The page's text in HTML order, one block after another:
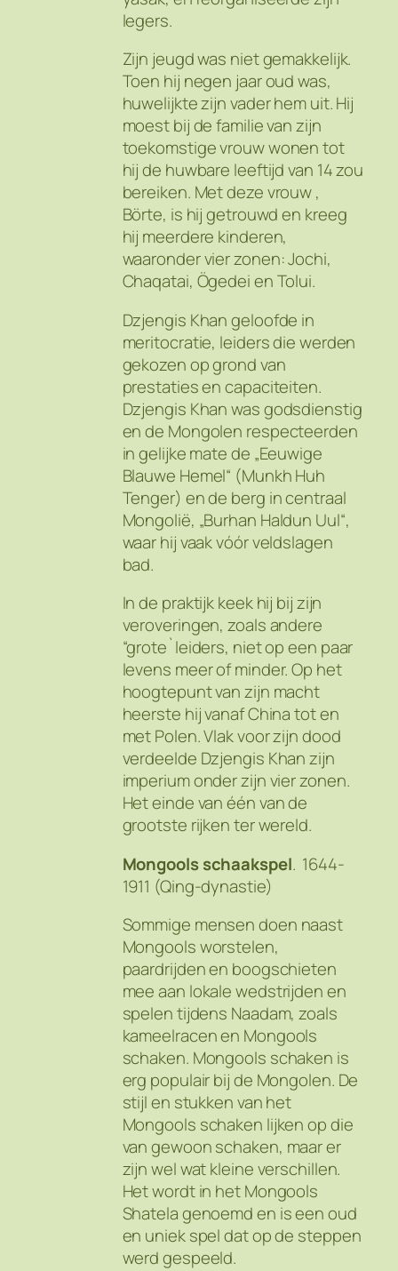
legers.
Zijn jeugd was niet gemakkelijk.
Toen hij negen jaar oud was,
huwelijkte zijn vader hem uit. Hij
moest bij de familie van zijn
toekomstige vrouw wonen tot
hij de huwbare leeftijd van 14 zou
bereiken. Met deze vrouw ,
Börte, is hij getrouwd en kreeg
hij meerdere kinderen,
waaronder vier zonen: Jochi,
Chaqatai, Ögedei en Tolui.
Dzjengis Khan geloofde in
meritocratie, leiders die werden
gekozen op grond van
prestaties en capaciteiten.
Dzjengis Khan was godsdienstig
en de Mongolen respecteerden
in gelijke mate de „Eeuwige
Blauwe Hemel“ (Munkh Huh
Tenger) en de berg in centraal
Mongolië, „Burhan Haldun Uul“,
waar hij vaak vóór veldslagen
bad.
In de praktijk keek hij bij zijn
veroveringen, zoals andere
“grote`leiders, niet op een paar
levens meer of minder. Op het
hoogtepunt van zijn macht
heerste hij vanaf China tot en
met Polen. Vlak voor zijn dood
verdeelde Dzjengis Khan zijn
imperium onder zijn vier zonen.
Het einde van één van de
grootste rijken ter wereld.
Mongools schaakspel. 1644-
1911 (Qing-dynastie)
Sommige mensen doen naast
Mongools worstelen,
paardrijden en boogschieten
mee aan lokale wedstrijden en
spelen tijdens Naadam, zoals
kameelracen en Mongools
schaken. Mongools schaken is
erg populair bij de Mongolen. De
stijl en stukken van het
Mongools schaken lijken op die
van gewoon schaken, maar er
zijn wel wat kleine verschillen.
Het wordt in het Mongools
Shatelagenoemd en is een oud
en uniek spel dat op de steppen
werd gespeeld.